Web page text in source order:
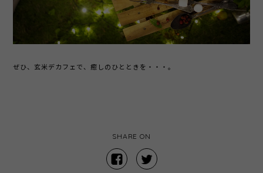
ぜひ、玄米デカフェで、癒しのひとときを・・・。
SHARE ON